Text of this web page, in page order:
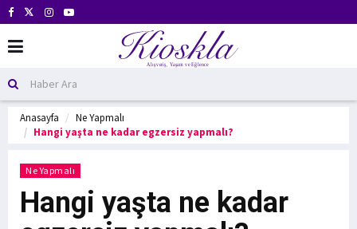
Anasayfa
Ne Yapmalı
Hangi yaşta ne kadar egzersiz yapmalı?
Ne Yapmalı
Hangi yaşta ne kadar